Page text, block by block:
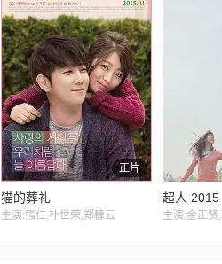
正片
猫的葬礼
主演:强仁,朴世荣,郑糠云
超人 2015